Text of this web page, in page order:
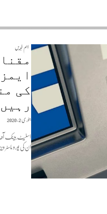
اہم خبریں
کی
جنوری 2, 2020
ان کی یورو